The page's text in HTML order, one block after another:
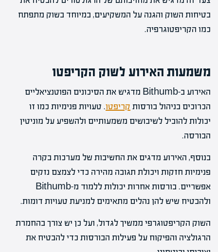
בטיחות השוק והגנה על המשקיעים, במיוחד בשוק מתפתח
כמו הקריפטוגרפיה.
משמעות האירוע לשוק הקריפטו
האירוע ב-Bithumb מדגיש את הסיכונים הפוטנציאליים
הכרוכים בניהול בורסות קריפטו. טעויות פנימיות כמו זו
יכולות להוביל לשיבושים משמעותיים ולהשפיע על מוניטין
הבורסה.
בנוסף, האירוע מדגים את החשיבות של מערכות בקרה
פנימיות חזקות ויכולת תגובה מהירה כדי לצמצם נזקים
אפשריים. בורסות אחרות יכולות ללמוד מ-Bithumb
ולהבטיח שיש להן נהלים מתאימים למניעת טעויות דומות.
השוק הקריפטוגרפי ממשיך לגדול, ועל כן יש צורך בהחמרת
הרגולציה והפיקוח על פעילות הבורסות כדי להבטיח את